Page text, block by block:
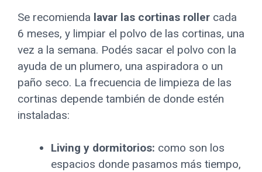
Se recomienda lavar las cortinas roller cada
6 meses, y limpiar el polvo de las cortinas, una
vez a la semana. Podés sacar el polvo con la
ayuda de un plumero, una aspiradora o un
paño seco. La frecuencia de limpieza de las
cortinas depende también de donde estén
instaladas:
Living y dormitorios: como son los
espacios donde pasamos más tiempo,